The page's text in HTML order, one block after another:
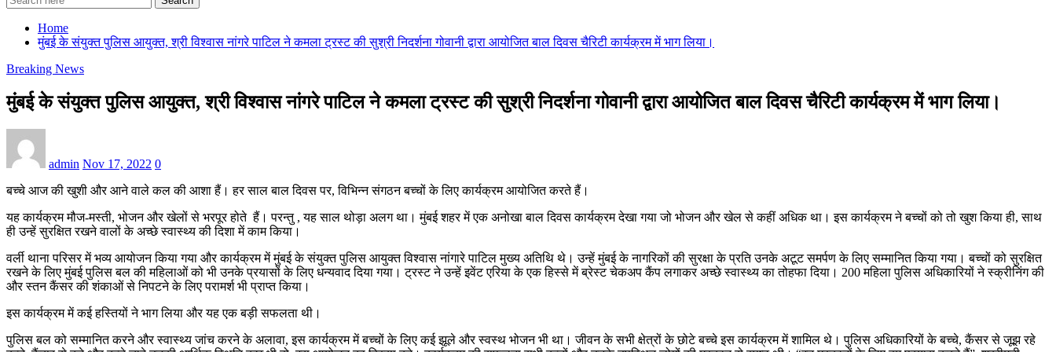
Home
मुंबई के संयुक्त पुलिस आयुक्त, श्री विश्वास नांगरे पाटिल ने कमला ट्रस्ट की सुश्री निदर्शना गोवानी द्वारा आयोजित बाल दिवस चैरिटी कार्यक्रम में भाग लिया।
Breaking News
मुंबई के संयुक्त पुलिस आयुक्त, श्री विश्वास नांगरे पाटिल ने कमला ट्रस्ट की सुश्री निदर्शना गोवानी द्वारा आयोजित बाल दिवस चैरिटी कार्यक्रम में भाग लिया।
admin Nov 17, 2022 0
बच्चे आज की खुशी और आने वाले कल की आशा हैं। हर साल बाल दिवस पर, विभिन्न संगठन बच्चों के लिए कार्यक्रम आयोजित करते हैं।
यह कार्यक्रम मौज-मस्ती, भोजन और खेलों से भरपूर होते हैं। परन्तु , यह साल थोड़ा अलग था। मुंबई शहर में एक अनोखा बाल दिवस कार्यक्रम देखा गया जो भोजन और खेल से कहीं अधिक था। इस कार्यक्रम ने बच्चों को तो खुश किया ही, साथ
ही उन्हें सुरक्षित रखने वालों के अच्छे स्वास्थ्य की दिशा में काम किया।
वर्ली थाना परिसर में भव्य आयोजन किया गया और कार्यक्रम में मुंबई के संयुक्त पुलिस आयुक्त विश्वास नांगारे पाटिल मुख्य अतिथि थे। उन्हें मुंबई के नागरिकों की सुरक्षा के प्रति उनके अटूट समर्पण के लिए सम्मानित किया गया। बच्चों को सुरक्षित
रखने के लिए मुंबई पुलिस बल की महिलाओं को भी उनके प्रयासों के लिए धन्यवाद दिया गया। ट्रस्ट ने उन्हें इवेंट एरिया के एक हिस्से में ब्रेस्ट चेकअप कैंप लगाकर अच्छे स्वास्थ्य का तोहफा दिया। 200 महिला पुलिस अधिकारियों ने स्क्रीनिंग की
और स्तन कैंसर की शंकाओं से निपटने के लिए परामर्श भी प्राप्त किया।
इस कार्यक्रम में कई हस्तियों ने भाग लिया और यह एक बड़ी सफलता थी।
पुलिस बल को सम्मानित करने और स्वास्थ्य जांच करने के अलावा, इस कार्यक्रम में बच्चों के लिए कई झूले और स्वस्थ भोजन भी था। जीवन के सभी क्षेत्रों के छोटे बच्चे इस कार्यक्रम में शामिल थे। पुलिस अधिकारियों के बच्चे, कैंसर से जूझ रहे